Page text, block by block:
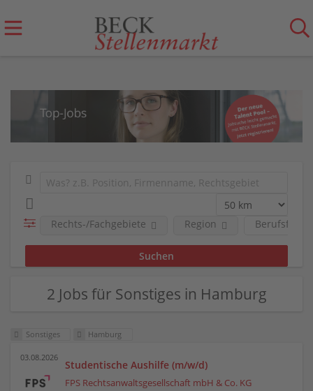
Berufsfeld
Rechts-/Fachgebiete Region
2 Jobs für Sonstiges in Hamburg
Sonstiges Hamburg
03.08.2026
Studentische Aushilfe (m/w/d)
FPS Rechtsanwaltsgesellschaft mbH & Co. KG